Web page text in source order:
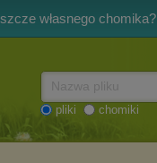
własnego chomika?
pliki chomiki